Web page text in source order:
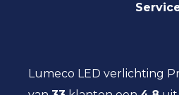
Lumeco LED verlichting